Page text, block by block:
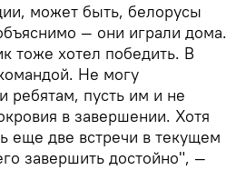
может быть, белорусы
— они играли дома.
тоже хотел победить. В
Не могу
ребятам, пусть им и не
в завершении. Хотя
еще две встречи в текущем
завершить достойно", —